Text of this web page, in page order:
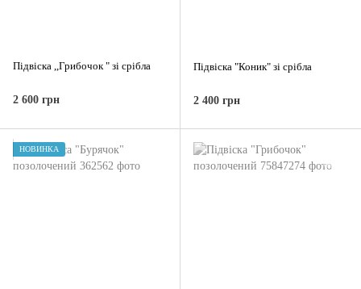
Підвіска ,,Грибочок " зі срібла
2 600 грн
Підвіска "Коник" зі срібла
2 400 грн
НОВИНКА